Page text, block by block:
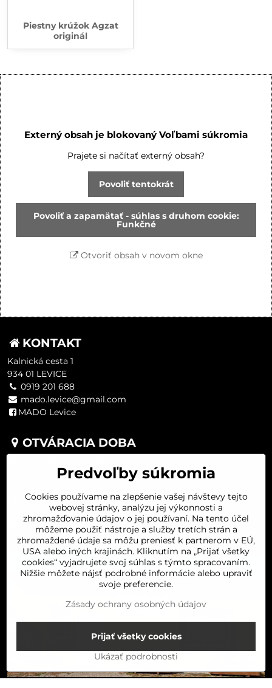
Piestny krúžok Agzat
originál
Externý obsah je blokovaný Voľbami súkromia
Prajete si načítať externý obsah?
Povoliť tentokrát
Povoliť a zapamätať - súhlas s druhom cookie:
Funkčné
Otvoriť obsah v novom okne
KONTAKT
Kalnická cesta 1
934 01 LEVICE
0919 201 688
mado.levice@gmail.com
MADO Levice
OTVÁRACIA DOBA
UTOROK 8:00-16:00
ŠTVRTOK 8:00-16:00
PIATOK 8:00-16:00
SOBOTA 8:00-11:30
Predvoľby súkromia
Cookies používame na zlepšenie vašej návštevy tejto
webovej stránky, analýzu jej výkonnosti a
zhromažďovanie údajov o jej používaní. Na tento účel
môžeme použiť nástroje a služby tretích strán a
zhromaždené údaje sa môžu preniesť k partnerom v EÚ,
USA alebo iných krajinách. Kliknutím na „Prijať všetky
cookies“ vyjadrujete svoj súhlas s týmto spracovaním.
Nižšie môžete nájsť podrobné informácie alebo upraviť
svoje preferencie.
Zásady ochrany osobných údajov
Ukázať podrobnosti
Prijať všetky cookies